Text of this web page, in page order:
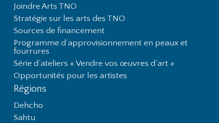
Joindre Arts TNO
Stratégie sur les arts des TNO
Sources de financement
Programme d’approvisionnement en peaux et
fourrures
Série d’ateliers « Vendre vos œuvres d’art »
Opportunités pour les artistes
Régions
Dehcho
Sahtu